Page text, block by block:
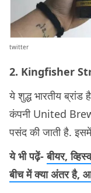
twitter
2. Kingfisher
ये शुद्ध भारतीय ब्रांड
कंपनी United
पसंद की जाती है.
ये भी पढ़ें-बीयर,
बीच में क्या अंतर है,